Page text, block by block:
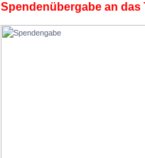
Spendenübergabe an das